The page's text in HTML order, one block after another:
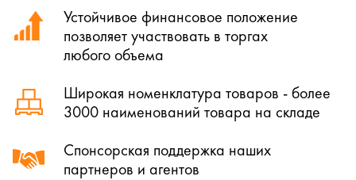
Устойчивое финансовое положение
позволяет участвовать в торгах
любого объема
Широкая номенклатура товаров - более
3000 наименований товара на складе
Спонсорская поддержка наших
партнеров и агентов